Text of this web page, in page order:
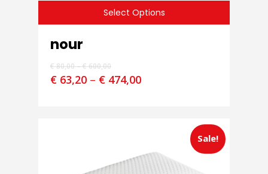
Select Options
nour
€80,00–€600,00
€ 63,20 – € 474,00
Sale!